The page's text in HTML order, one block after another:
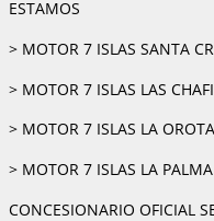
ESTAMOS
> MOTOR 7 ISLAS SANTA
> MOTOR 7 ISLAS LAS
> MOTOR 7 ISLAS LA
> MOTOR 7 ISLAS LA PALMA
CONCESIONARIO OFICIAL